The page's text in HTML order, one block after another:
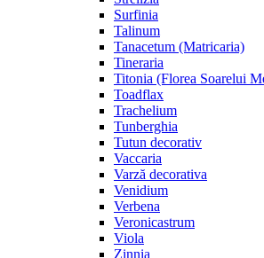
Surfinia
Talinum
Tanacetum (Matricaria)
Tineraria
Titonia (Florea Soarelui
Toadflax
Trachelium
Tunberghia
Tutun decorativ
Vaccaria
Varză decorativa
Venidium
Verbena
Veronicastrum
Viola
Zinnia